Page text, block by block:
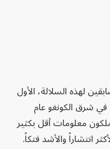
لهذه السلالة، الأول
والثاني في شرق الكونغو عام
يملكون معلومات أقل بكثير
انتشاراً والأشد فتكاً.